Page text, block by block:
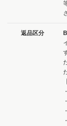
返品区分